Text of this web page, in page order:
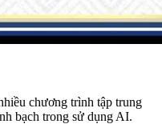
chương trình tập trung
bạch trong sử dụng AI.